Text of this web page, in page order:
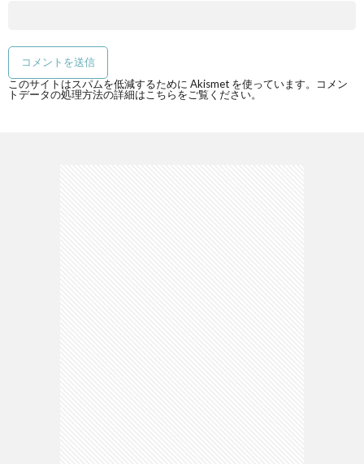
このサイトはスパムを低減するために Akismet を使っています。
コメン
トデータの処理方法の詳細はこちらをご覧ください。